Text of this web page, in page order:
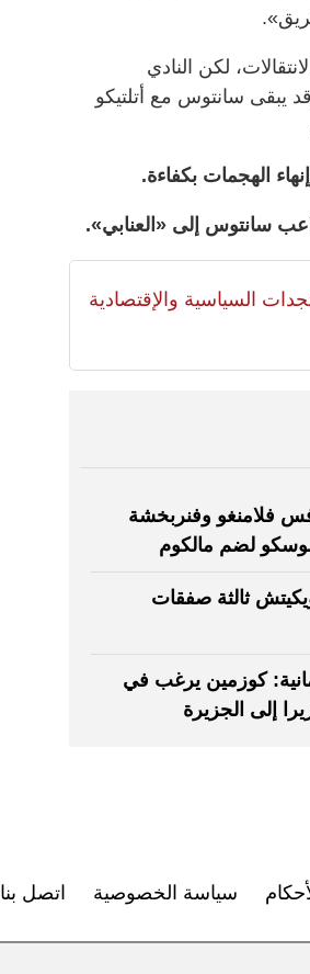
لكن النادي
يبقى سانتوس مع أتلتيكو
الهجمات بكفاءة.
سانتوس إلى «العنابي».
السياسية والإقتصادية
فلامنغو وفنربخشة
لضم مالكوم
ثالثة صفقات
كوزمين يرغب في
إلى الجزيرة
سياسة الخصوصية اتصل بنا